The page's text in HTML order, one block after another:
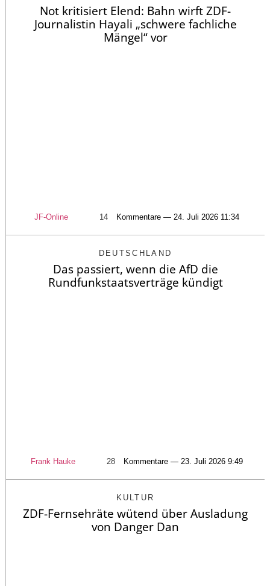
Not kritisiert Elend: Bahn wirft ZDF-
Journalistin Hayali „schwere fachliche
Mängel“ vor
JF-Online 14 Kommentare — 24. Juli 2026 11:34
DEUTSCHLAND
Das passiert, wenn die AfD die
Rundfunkstaatsverträge kündigt
Frank Hauke 28 Kommentare — 23. Juli 2026 9:49
KULTUR
ZDF-Fernsehräte wütend über Ausladung
von Danger Dan